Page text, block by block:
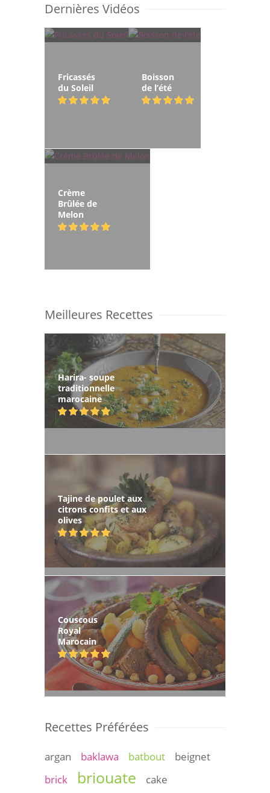
Dernières Vidéos
Fricassés
du Soleil
Boisson
de l’été
Crème
Brûlée de
Melon
Meilleures Recettes
Harira- soupe
traditionnelle
marocaine
Tajine de poulet aux
citrons confits et aux
olives
Couscous
Royal
Marocain
Recettes Préférées
argan baklawa batbout
beignet
brick
briouate
cake